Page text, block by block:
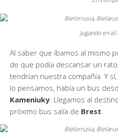
Jugando en
Al saber que íbamos al mismo
de que podía descansar un
tendrían nuestra compañía. Y
lo pensamos, había un bus
Kameniuky. Llegamos al
próximo bus salía de Brest.